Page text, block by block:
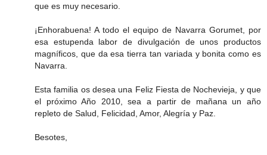
que es muy necesario.
¡Enhorabuena! A todo el equipo de Navarra Gorumet, por
esa estupenda labor de divulgación de unos productos
magníficos, que da esa tierra tan variada y bonita como es
Navarra.
Esta familia os desea una Feliz Fiesta de Nochevieja, y que
el próximo Año 2010, sea a partir de mañana un año
repleto de Salud, Felicidad, Amor, Alegría y Paz.
Besotes,